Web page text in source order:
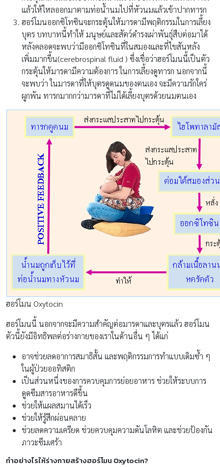
แล้วให้ไหลออกมาตามท่อน้ำนมไปที่หัวนมแล้วเข้าปากทารก
ฮอร์โมนออกซิโทซินจะกระตุ้นให้มารดามีพฤติกรรมในการเลี้ยง
บุตร บทบาทนี้ทำให้ มนุษย์และสัตว์ดำรงเผ่าพันธุ์สืบต่อมาได้
หลังคลอดจะพบว่ามีออกซิโทซินที่ในสมองและที่ไขสันหลัง
เพิ่มมากขึ้น(cerebrospinal fluid ) ซึ่งเชื่อว่าฮอร์โมนนี้เป็นตัว
กระตุ้นให้มารดามีความต้องการ ในการเลี้ยงดูทารก นอกจากนี้
จะพบว่า ในมารดาที่ให้บุตรดูดนมของตนเอง จะมีความรักใคร่
ผูกพัน ทารกมากกว่ามารดาที่ไม่ได้เลี้ยงบุตรด้วยนมตนเอง
ฮอร์โมน Oxytocin
ฮอร์โมนนี้ นอกจากจะมีความสำคัญต่อมารดาและบุตรแล้ว ฮอร์โมน
ตัวนี้ยังมีอิทธิพลต่อร่างกายของเราในด้านอื่น ๆ ได้แก่
อาจช่วยลดอาการสมาธิสั้น และพฤติกรรมการทำแบบเดิมซ้ำ ๆ
ในผู้ป่วยออทิสติก
เป็นส่วนหนึ่งของการควบคุมการย่อยอาหาร ช่วยให้ระบบการ
ดูดซึมสารอาหารดีขึ้น
ช่วยให้แผลสมานได้เร็ว
ช่วยให้รู้สึกผ่อนคลาย
ช่วยลดความเครียด ช่วยควบคุมความดันโลหิต และช่วยป้องกัน
ภาวะซึมเศร้า
ทำอย่างไรให้ร่างกายสร้างฮอร์โมน Oxytocin?